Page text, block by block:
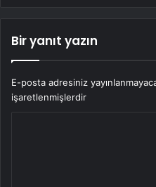
Bir yanıt yazın
E-posta adresiniz
işaretlenmişlerdir